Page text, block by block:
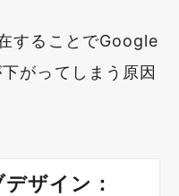
することでGoogle
がってしまう原因
ザイン：